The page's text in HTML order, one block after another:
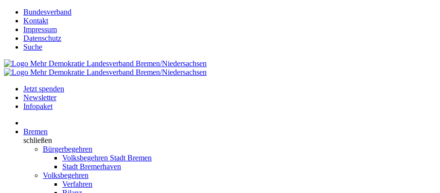
Bundesverband
Kontakt
Impressum
Datenschutz
Suche
Jetzt spenden
Newsletter
Infopaket
Bremen
schließen
Bürgerbegehren
Volksbegehren Stadt Bremen
Stadt Bremerhaven
Volksbegehren
Verfahren